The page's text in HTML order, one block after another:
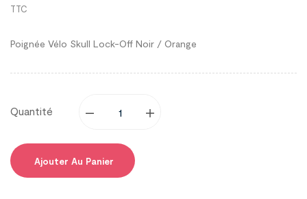
TTC
Poignée Vélo Skull Lock-Off Noir / Orange
Quantité
Ajouter Au Panier